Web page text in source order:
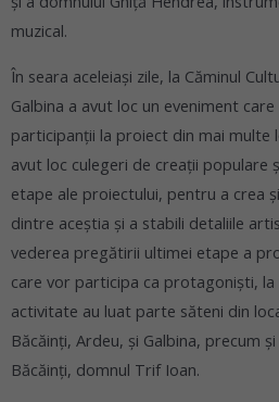
muzical.
În seara aceleiași zile, la Căminul
Galbina a avut loc un eveniment
participanții la proiect din mai multe
avut loc culegeri de creații populare
etape ale proiectului, pentru a crea
dintre aceștia și a stabili detaliile
vederea pregătirii ultimei etape a
care vor participa ca protagoniști, la
activitate au luat parte săteni din
Băcăinți, Ardeu, și Galbina, precum
Băcăinți, domnul Trif Ioan.